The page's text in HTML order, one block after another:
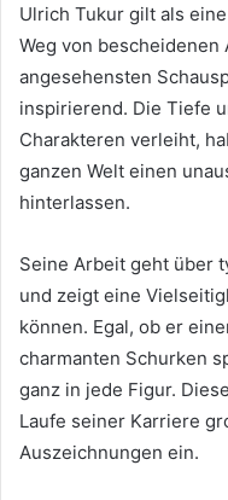
Ulrich Tukur gilt als
Weg von
angesehensten
inspirierend. Die Tiefe
Charakteren verleiht,
ganzen Welt einen
hinterlassen.
Seine Arbeit geht über
und zeigt eine
können. Egal, ob er
charmanten Schurken
ganz in jede Figur.
Laufe seiner Karriere
Auszeichnungen ein.